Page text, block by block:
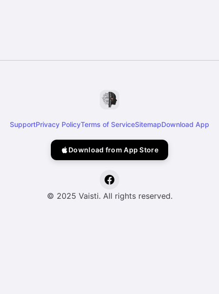
SupportPrivacy PolicyTerms of ServiceSitemapDownload App
Download from App Store
© 2025 Vaisti. All rights reserved.